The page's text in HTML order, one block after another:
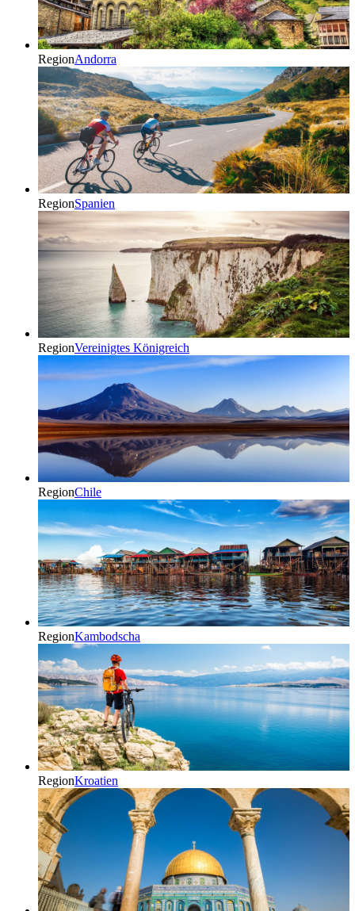
RegionAndorra
RegionSpanien
RegionVereinigtes Königreich
RegionChile
RegionKambodscha
RegionKroatien